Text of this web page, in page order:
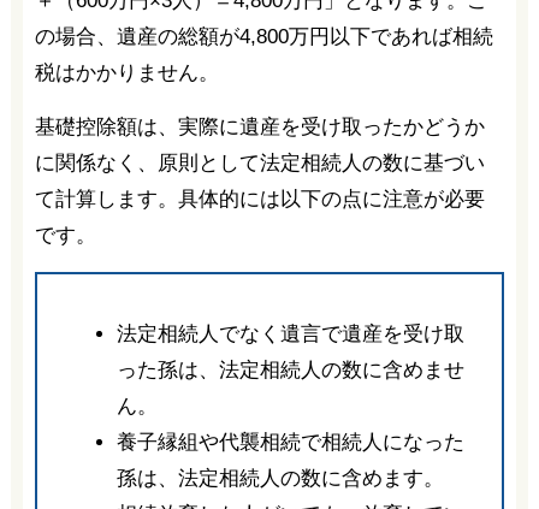
の場合、遺産の総額が4,800万円以下であれば相続
税はかかりません。
基礎控除額は、実際に遺産を受け取ったかどうか
に関係なく、原則として法定相続人の数に基づい
て計算します。具体的には以下の点に注意が必要
です。
法定相続人でなく遺言で遺産を受け取
った孫は、法定相続人の数に含めませ
ん。
養子縁組や代襲相続で相続人になった
孫は、法定相続人の数に含めます。